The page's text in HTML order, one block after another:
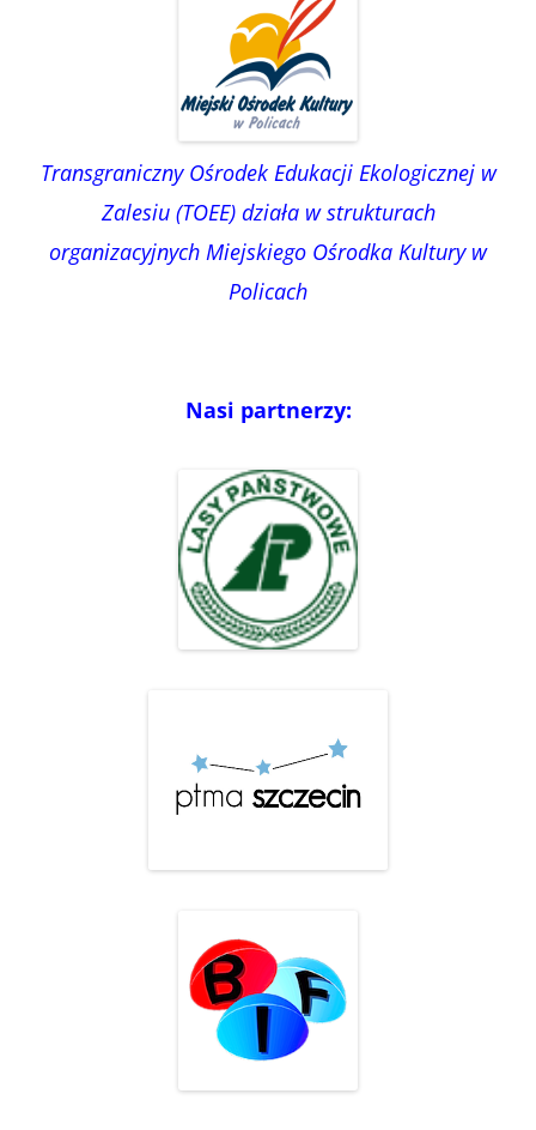
Transgraniczny Ośrodek Edukacji Ekologicznej w
Zalesiu (TOEE) działa w strukturach
organizacyjnych Miejskiego Ośrodka Kultury w
Policach
Nasi partnerzy: